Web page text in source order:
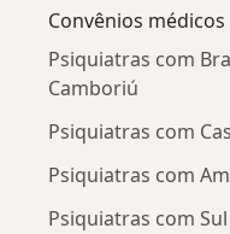
Convênios
Psiquiatras com
Camboriú
Psiquiatras com
Psiquiatras com
Psiquiatras com